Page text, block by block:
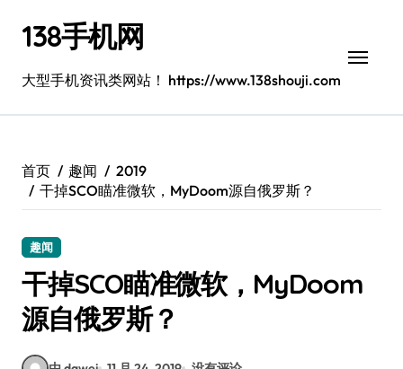
138手机网
大型手机资讯类网站！ https://www.138shouji.com
首页 趣闻
2019
干掉SCO瞄准微软，MyDoom源自俄罗斯？
趣闻
干掉SCO瞄准微软，MyDoom
源自俄罗斯？